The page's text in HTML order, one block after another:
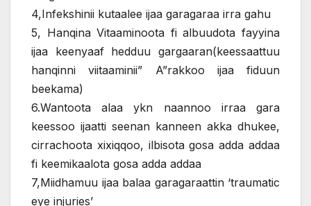
4,Infekshinii kutaalee ijaa garagaraa irra gahu
5, Hanqina Vitaaminoota fi albuudota fayyina
ijaa keenyaaf hedduu gargaaran(keessaattuu
hanqinni viitaaminii” A”rakkoo ijaa fiduun
beekama)
6.Wantoota alaa ykn naannoo irraa gara
keessoo ijaatti seenan kanneen akka dhukee,
cirrachoota xixiqqoo, ilbisota gosa adda addaa
fi keemikaalota gosa adda addaa
7,Miidhamuu ijaa balaa garagaraattin ‘traumatic
eye injuries’